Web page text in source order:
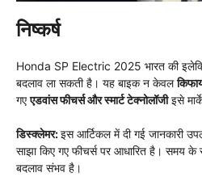
निष्कर्ष
Honda SP Electric 2025 भारत की
बदलाव ला सकती है। यह बाइक न केवल
गएएडवांस फीचर्स और स्मार्ट टेक्नोलॉजीइसे
डिस्क्लेमर:इस आर्टिकल में दी गई जानकारी
साझा किए गए फीचर्स पर आधारित है। समय
बदलाव संभव है।